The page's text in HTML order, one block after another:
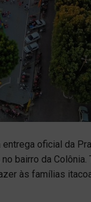
oficial da
bairro da
às famílias